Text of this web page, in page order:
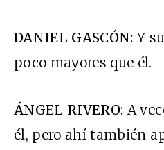
DANIEL GASCÓN: Y
poco mayores que él.
ÁNGEL RIVERO: A
él, pero ahí también